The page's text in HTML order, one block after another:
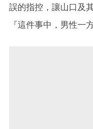
誤的指控，讓山口及
『這件事中，男性一